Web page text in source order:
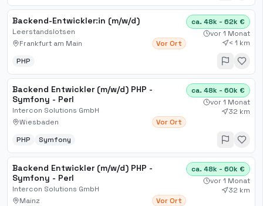
Backend-Entwickler:in (m/w/d)
Leerstandslotsen
Frankfurt am Main
Vor Ort
ca. 48k - 62k €
vor 1 Monat
< 1 km
PHP
Backend Entwickler (m/w/d) PHP -
Symfony - Perl
Intercon Solutions GmbH
Wiesbaden
Vor Ort
ca. 48k - 60k €
vor 1 Monat
32 km
PHP Symfony
Backend Entwickler (m/w/d) PHP -
Symfony - Perl
Intercon Solutions GmbH
Mainz
Vor Ort
ca. 48k - 60k €
vor 1 Monat
32 km